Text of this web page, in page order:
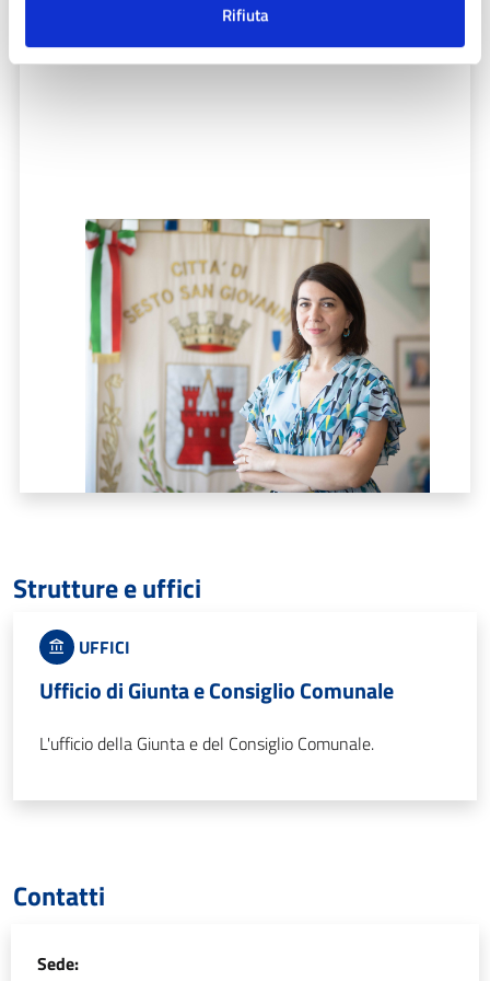
Rifiuta
Strutture e uffici
UFFICI
Ufficio di Giunta e Consiglio Comunale
L'ufficio della Giunta e del Consiglio Comunale.
Contatti
Sede: